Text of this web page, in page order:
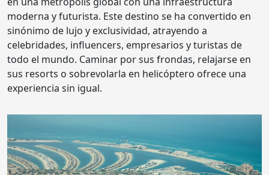
moderna y futurista. Este destino se ha convertido en
sinónimo de lujo y exclusividad, atrayendo a
celebridades, influencers, empresarios y turistas de
todo el mundo. Caminar por sus frondas, relajarse en
sus resorts o sobrevolarla en helicóptero ofrece una
experiencia sin igual.